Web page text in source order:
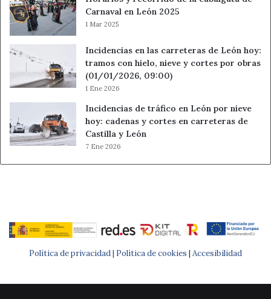
Carnaval en León 2025
1 Mar 2025
Incidencias en las carreteras de León hoy:
tramos con hielo, nieve y cortes por obras
(01/01/2026, 09:00)
1 Ene 2026
Incidencias de tráfico en León por nieve
hoy: cadenas y cortes en carreteras de
Castilla y León
7 Ene 2026
Política de privacidad | Política de cookies | Accesibilidad